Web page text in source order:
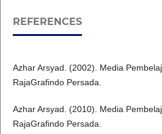
REFERENCES
Azhar Arsyad. (2002). Media
RajaGrafindo Persada.
Azhar Arsyad. (2010). Media
RajaGrafindo Persada.